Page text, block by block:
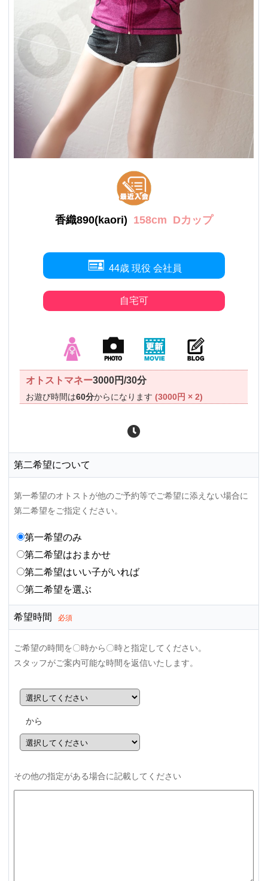
香織890(kaori) 158cm Dカップ
44歳 現役 会社員
自宅可
オトストマネー3000円/30分
お遊び時間は60分からになります(3000円 × 2)
第二希望について
第一希望のオトストが他のご予約等でご希望に添えない場合に
第二希望をご指定ください。
第一希望のみ
第二希望はおまかせ
第二希望はいい子がいれば
第二希望を選ぶ
希望時間 必須
ご希望の時間を〇時から〇時と指定してください。
スタッフがご案内可能な時間を返信いたします。
から
その他の指定がある場合に記載してください